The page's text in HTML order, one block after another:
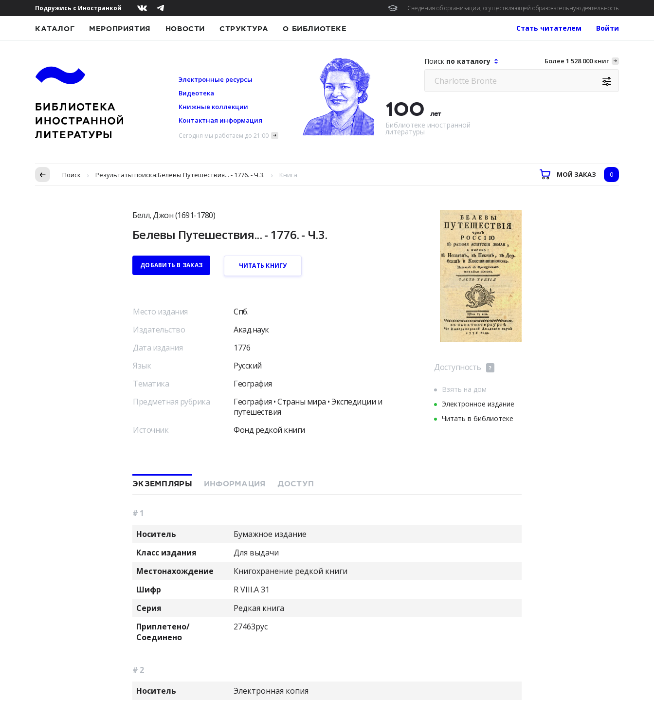
Подружись с Иностранкой Сведения об организации, осуществляющей образовательную деятельность
КАТАЛОГ МЕРОПРИЯТИЯ НОВОСТИ СТРУКТУРА О БИБЛИОТЕКЕ Войти
Стать читателем
Электронные ресурсы
Видеотека
Книжные коллекции
Контактная информация
Сегодня мы работаем до 21:00
Поиск по каталогу Более 1 528 000 книг
100
лет
Библиотеке иностранной
литературы
Пропуск в контексте
Поиск Результаты поиска:Белевы Путешествия... - 1776. - Ч.3. Книга МОЙ ЗАКАЗ 0
Белл, Джон (1691-1780)
Белевы Путешествия... - 1776. - Ч.3.
ДОБАВИТЬ В ЗАКАЗ ЧИТАТЬ КНИГУ
Место издания
Спб.
Издательство
Акад.наук
Дата издания
1776
Язык
Русский
Тематика
География
Предметная рубрика
География • Страны мира • Экспедиции и
путешествия
Источник
Фонд редкой книги
Доступность ?
Взять на дом
Электронное издание
Читать в библиотеке
ЭКЗЕМПЛЯРЫ ИНФОРМАЦИЯ ДОСТУП
# 1
Носитель
Бумажное издание
Класс издания
Для выдачи
Местонахождение
Книгохранение редкой книги
Шифр
R VIII.A 31
Серия
Редкая книга
Приплетено/
Соединено
27463рус
# 2
Носитель
Электронная копия